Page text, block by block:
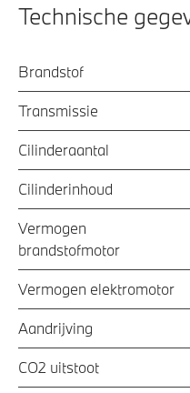
Technische
Brandstof
Transmissie
Cilinderaantal
Cilinderinhoud
Vermogen
brandstofmotor
Vermogen elektromotor
Aandrijving
CO2 uitstoot